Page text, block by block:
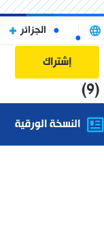
إشتراك
(9)
الجزائر
النسخة الورقية